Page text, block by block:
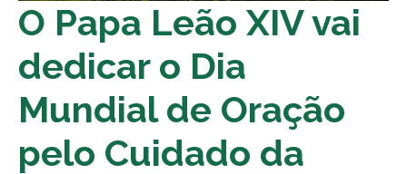
O Papa Leão XIV vai
dedicar o Dia
Mundial de Oração
pelo Cuidado da